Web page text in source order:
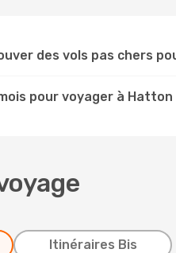
des vols pas chers
pour voyager à Hatton
Itinéraires Bis